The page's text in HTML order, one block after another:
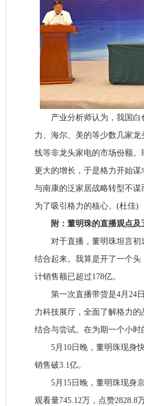
产业分析师认为，我国白
力、海尔、美的等少数几家
线等非龙头家电的市场份额
更大的增长，于是格力开始
与南康的泛家居战略转型不
为了吸引格力的核心。(杜佳)
附：董明珠的直播观点及
对于直播，董明珠坦言初
结合起来。我算是开了一个
计销售额已超过178亿。
第一次直播带货是4月24日
力科技展厅，全面了解格力
结合与尝试。在为期一个小时
5月10日晚，董明珠现身快
销售破3.1亿。
5月15日晚，董明珠现身京
观看量745.12万，点赞2828.8